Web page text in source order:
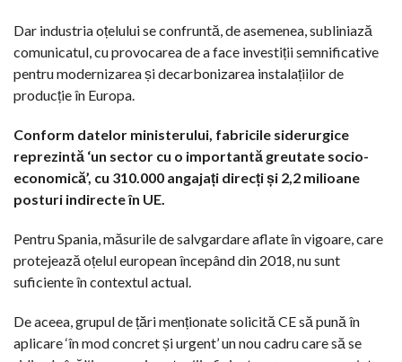
Dar industria oțelului se confruntă, de asemenea, subliniază
comunicatul, cu provocarea de a face investiții semnificative
pentru modernizarea și decarbonizarea instalațiilor de
producție în Europa.
Conform datelor ministerului, fabricile siderurgice
reprezintă ‘un sector cu o importantă greutate socio-
economică’, cu 310.000 angajați direcți și 2,2 milioane
posturi indirecte în UE.
Pentru Spania, măsurile de salvgardare aflate în vigoare, care
protejează oțelul european începând din 2018, nu sunt
suficiente în contextul actual.
De aceea, grupul de țări menționate solicită CE să pună în
aplicare ‘în mod concret și urgent’ un nou cadru care să se